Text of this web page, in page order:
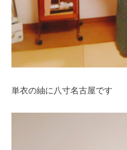
単衣の紬に八寸名古屋です